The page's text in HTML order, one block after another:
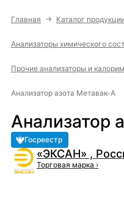
Главная → Каталог
Анализаторы химического
Прочие анализаторы и
Анализатор азота Метавак-A
Анализатор
Госреестр
«ЭКСАН» ,
Торговая марка ›